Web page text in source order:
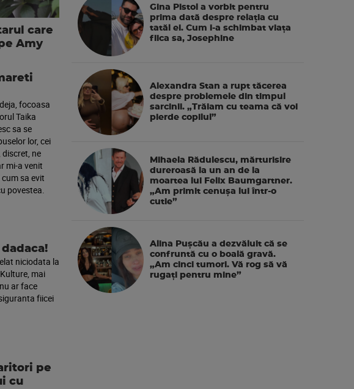
care
Amy
focoasa
Taika
sa se
lor, cei
ne
mi-a venit
sa evit
povestea.
niciodata la
mai
ar face
fiicei
pe
cu
Gina Pistol a vorbit pentru
prima dată despre relația cu
tatăl ei. Cum i-a schimbat viața
fiica sa, Josephine
Alexandra Stan a rupt tăcerea
despre problemele din timpul
sarcinii. „Trăiam cu teama că voi
pierde copilul”
Mihaela Rădulescu, mărturisire
dureroasă la un an de la
moartea lui Felix Baumgartner.
„Am primit cenușa lui într-o
cutie”
Alina Pușcău a dezvăluit că se
confruntă cu o boală gravă.
„Am cinci tumori. Vă rog să vă
rugați pentru mine”